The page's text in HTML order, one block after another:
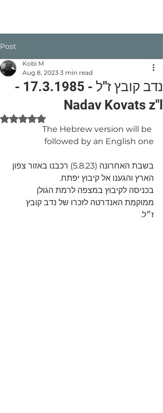
Post
נדב קובץ ז"ל - 17.3.1985 -
Nadav Kovats z"l
Kobi M
Aug 8, 2023 3 min read
Rated NaN out of 5 stars.
The Hebrew version will be
followed by an English one
בשבת האחרונה (5.8.23) רכבנו באזור צפון
הארץ והגענו אל קיבוץ יפתח.
בכניסה לקיבוץ במצפה לרמת הגולן
ממוקמת האנדרטה לזכרו של נדב קובץ
ז״ל.